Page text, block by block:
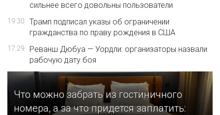
сильнее всего довольны пользователи
19:30
Трамп подписал указы об ограничении
гражданства по праву рождения в США
17:29
Реванш Дюбуа — Уордли: организаторы назвали
рабочую дату боя
Что можно забрать из гостиничного
номера, а за что придется заплатить: